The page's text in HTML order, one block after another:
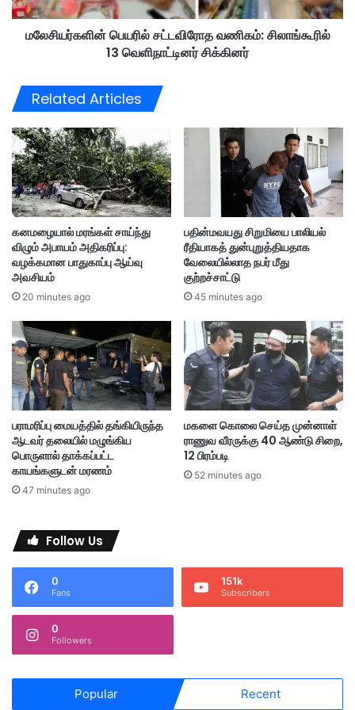
ச்
ன்
ஒ
ரு
ப
கு
தி
யா
க
சி
ற
ப்
பு
வா
ன
ப
தி
வு
எ
ண்
ப
ட்
ள்
மு
க
பெ
ட்
வி
ரோ
த
வ
ணி
க
ம்
:
சி
லா
ங்
ரி
ல்
1
3
வெ
நா
ட்
டி
ன
க்
கி
ன
மலேசியர்களின் பெயரில் சட்டவிரோத வணிகம்: சிலாங்கூரில்
13 வெளிநாட்டினர் சிக்கினர்
Related Articles
கனமழையால் மரங்கள் சாய்ந்து
விழும் அபாயம் அதிகரிப்பு:
வழக்கமான பாதுகாப்பு ஆய்வு
அவசியம்
20 minutes ago
பதின்மவயது சிறுமியை பாலியல்
ரீதியாகத் துன்புறுத்தியதாக
வேலையில்லாத நபர் மீது
குற்றச்சாட்டு
45 minutes ago
பராமரிப்பு மையத்தில் தங்கியிருந்த
ஆடவர் தலையில் மழுங்கிய
பொருளால் தாக்கப்பட்ட
காயங்களுடன் மரணம்
47 minutes ago
மகளை கொலை செய்த முன்னாள்
ராணுவ வீரருக்கு 40 ஆண்டு சிறை,
12 பிரம்படி
52 minutes ago
Follow Us
0
Fans
151k
Subscribers
0
Followers
Popular Recent